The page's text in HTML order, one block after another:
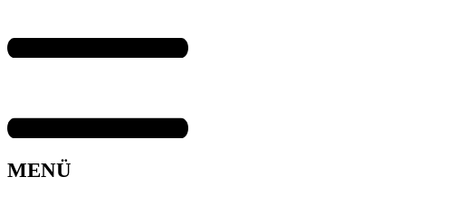
MENÜ